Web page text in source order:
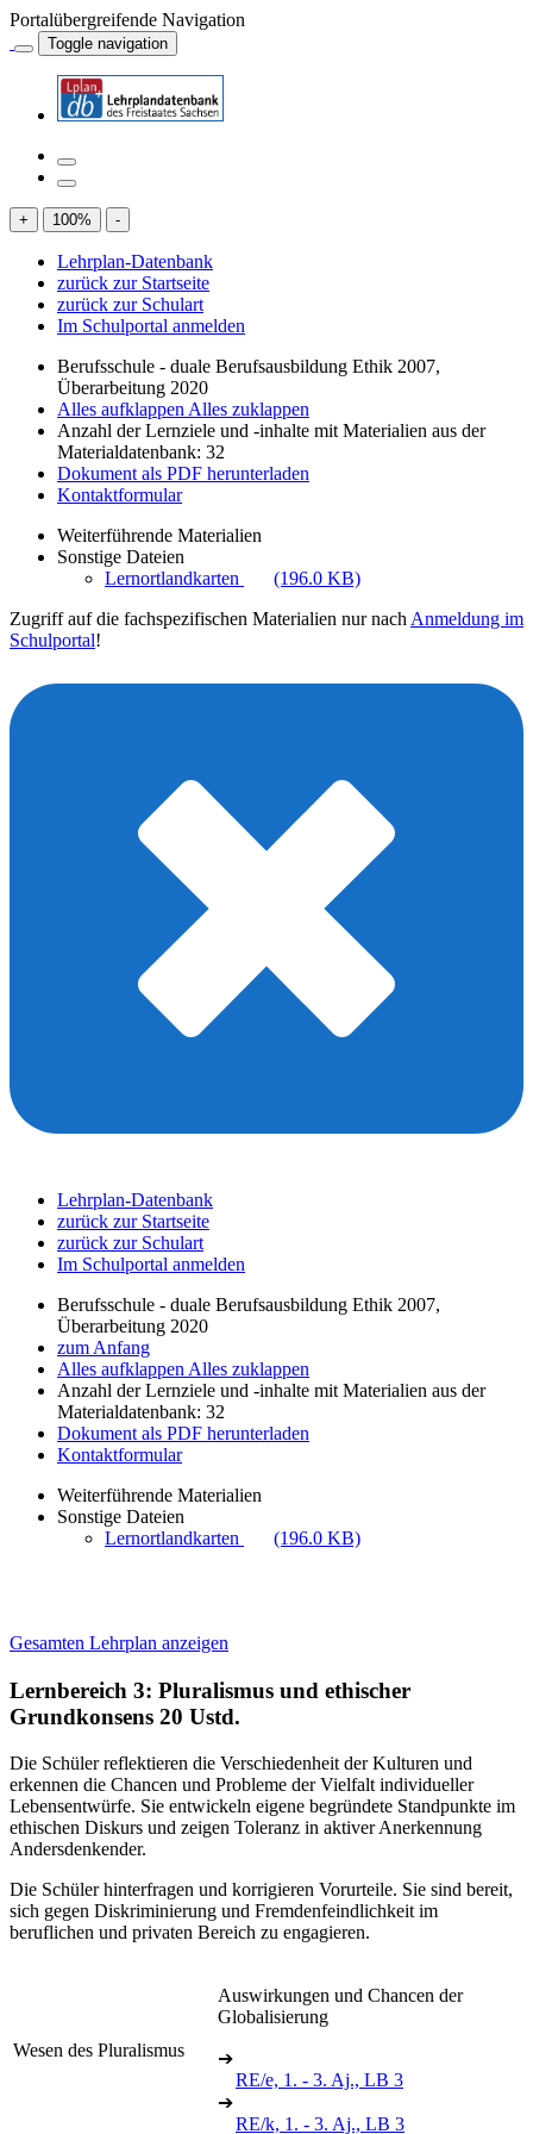
Portalübergreifende Navigation
Toggle navigation
+ 100% -
Lehrplan-Datenbank
zurück zur Startseite
zurück zur Schulart
Im Schulportal anmelden
Berufsschule - duale Berufsausbildung Ethik 2007,
Überarbeitung 2020
Alles aufklappen Alles zuklappen
Anzahl der Lernziele und -inhalte mit Materialien aus der
Materialdatenbank: 32
Dokument als PDF herunterladen
Kontaktformular
Weiterführende Materialien
Sonstige Dateien
Lernortlandkarten
(196.0 KB)
Zugriff auf die fachspezifischen Materialien nur nach Anmeldung im
Schulportal!
Lehrplan-Datenbank
zurück zur Startseite
zurück zur Schulart
Im Schulportal anmelden
Berufsschule - duale Berufsausbildung Ethik 2007,
Überarbeitung 2020
zum Anfang
Alles aufklappen Alles zuklappen
Anzahl der Lernziele und -inhalte mit Materialien aus der
Materialdatenbank: 32
Dokument als PDF herunterladen
Kontaktformular
Weiterführende Materialien
Sonstige Dateien
Lernortlandkarten
(196.0 KB)
Gesamten Lehrplan anzeigen
Lernbereich 3: Pluralismus und ethischer
Grundkonsens 20 Ustd.
Die Schüler reflektieren die Verschiedenheit der Kulturen und
erkennen die Chancen und Probleme der Vielfalt individueller
Lebensentwürfe. Sie entwickeln eigene begründete Standpunkte im
ethischen Diskurs und zeigen Toleranz in aktiver Anerkennung
Andersdenkender.
Die Schüler hinterfragen und korrigieren Vorurteile. Sie sind bereit,
sich gegen Diskriminierung und Fremdenfeindlichkeit im
beruflichen und privaten Bereich zu engagieren.
Wesen des Pluralismus
Auswirkungen und Chancen der
Globalisierung
➔
RE/e, 1. - 3. Aj., LB 3
➔
RE/k, 1. - 3. Aj., LB 3